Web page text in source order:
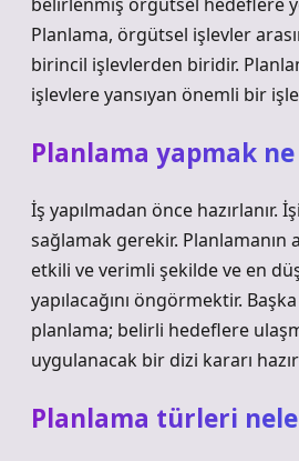
Planlama, örgütsel işlevler
birincil işlevlerden biridir.
işlevlere yansıyan önemli bir
Planlama yapmak
İş yapılmadan önce hazırlanır.
sağlamak gerekir. Planlamanın
etkili ve verimli şekilde ve en
yapılacağını öngörmektir.
planlama; belirli hedeflere
uygulanacak bir dizi kararı
Planlama türleri